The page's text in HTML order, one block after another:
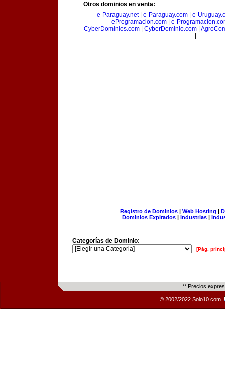
Otros dominios en venta:
e-Paraguay.net| e-Paraguay.com
e-
eProgramacion.com| e-
CyberDominios.com| CyberDominio.com|
Registro de Dominios| Web Hosting |
Dominios Expirados | Industrias |
Categorías de Dominio:
[Pág.
** Precios
© 2002/2022 Solo10.com